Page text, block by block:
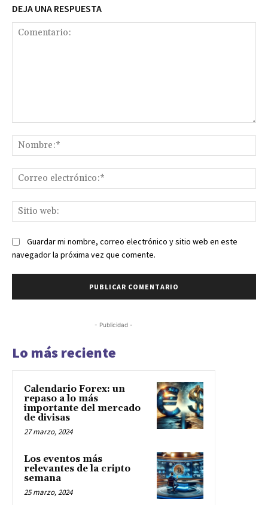
DEJA UNA RESPUESTA
Guardar mi nombre, correo electrónico y sitio web en este
navegador la próxima vez que comente.
- Publicidad -
Lo más reciente
Calendario Forex: un
repaso a lo más
importante del mercado
de divisas
27 marzo, 2024
Los eventos más
relevantes de la cripto
semana
25 marzo, 2024